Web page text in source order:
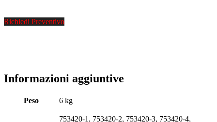
Richiedi Preventivo
Informazioni aggiuntive
Peso 6 kg
753420-1, 753420-2, 753420-3, 753420-4,